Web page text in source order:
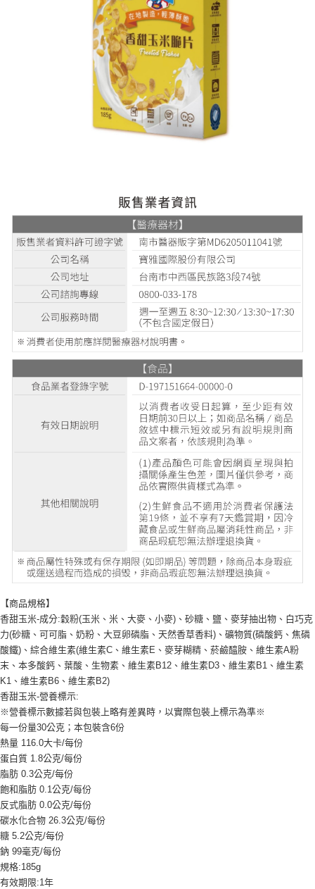
【商品規格】
香甜玉米-成分:穀粉(玉米、米、大麥、小麥)、砂糖、鹽、麥芽抽出物、白巧克
力(砂糖、可可脂、奶粉、大豆卵磷脂、天然香草香料)、礦物質(磷酸鈣、焦磷
酸鐵)、綜合維生素(維生素C、維生素E、麥芽糊精、菸鹼醯胺、維生素A粉
末、本多酸鈣、葉酸、生物素、維生素B12、維生素D3、維生素B1、維生素
K1、維生素B6、維生素B2)
香甜玉米-營養標示:
※營養標示數據若與包裝上略有差異時，以實際包裝上標示為準※
每一份量30公克；本包裝含6份
熱量 116.0大卡/每份
蛋白質 1.8公克/每份
脂肪 0.3公克/每份
飽和脂肪 0.1公克/每份
反式脂肪 0.0公克/每份
碳水化合物 26.3公克/每份
糖 5.2公克/每份
鈉 99毫克/每份
規格:185g
有效期限:1年